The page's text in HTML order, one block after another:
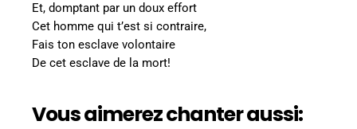
Et, domptant par un doux effort
Cet homme qui t’est si contraire,
Fais ton esclave volontaire
De cet esclave de la mort!
Vous aimerez chanter aussi: